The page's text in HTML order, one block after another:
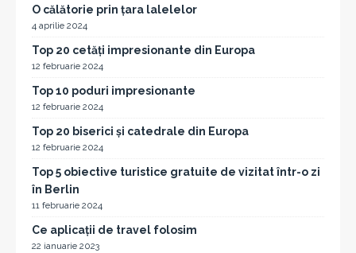
O călătorie prin țara lalelelor
4 aprilie 2024
Top 20 cetăți impresionante din Europa
12 februarie 2024
Top 10 poduri impresionante
12 februarie 2024
Top 20 biserici și catedrale din Europa
12 februarie 2024
Top 5 obiective turistice gratuite de vizitat într-o zi
în Berlin
11 februarie 2024
Ce aplicații de travel folosim
22 ianuarie 2023